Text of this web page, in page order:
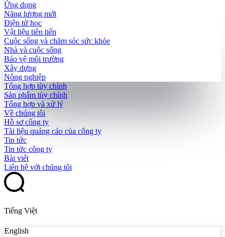
Ứng dụng
Năng lượng mới
Điện tử học
Vật liệu tiên tiến
Cuộc sống và chăm sóc sức khỏe
Nhà và cuộc sống
Bảo vệ môi trường
Xây dựng
Nông nghiệp
Tổng hợp tùy chỉnh
Sản phẩm tùy chỉnh
Tổng hợp và xử lý
Về chúng tôi
Hồ sơ công ty
Tài liệu quảng cáo của công ty
Tin tức
Tin tức công ty
Bài viết
Liên hệ với chúng tôi
Tiếng Việt
English